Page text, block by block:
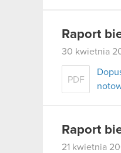
Raport
30 kwietnia
PDF
Raport
21 kwietnia